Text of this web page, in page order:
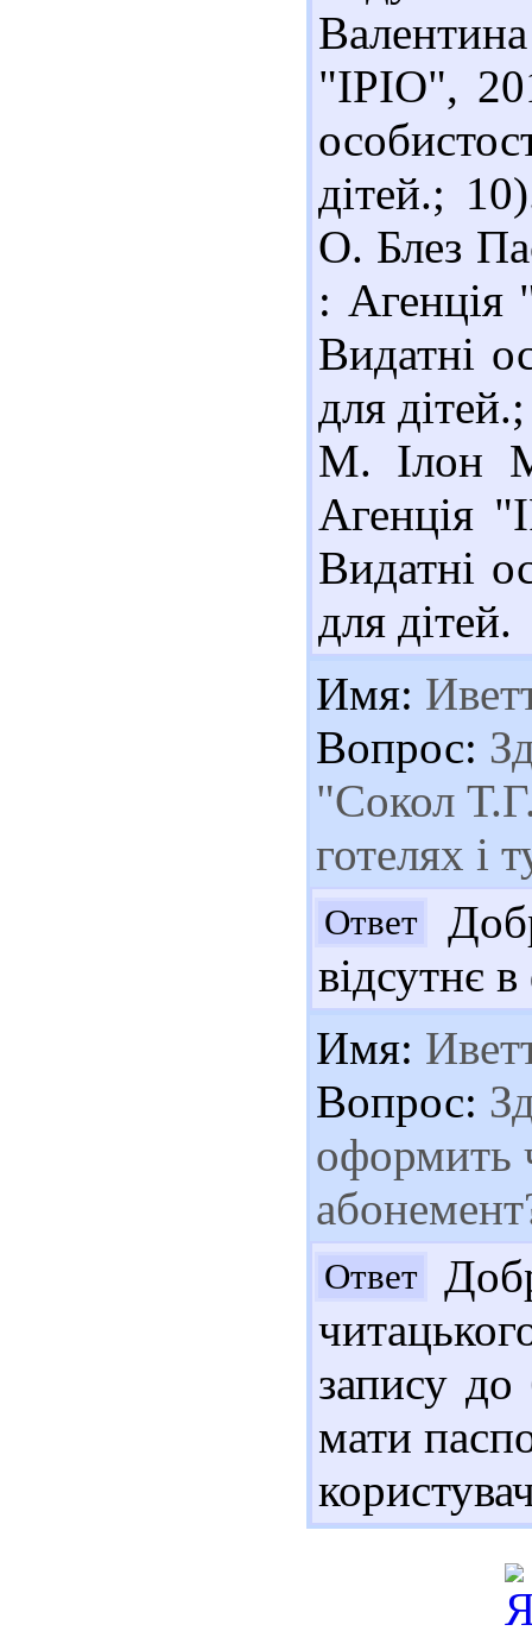
"ІРІО",
дітей.;
О. Блез
: Агенція
Видатні
для
М. Ілон
Агенція
Видатні
для дітей.
Имя:
Вопрос:
"Сокол
готелях і
Ответ
відсутнє
Имя:
Вопрос:
оформить
Ответ
запису до
мати